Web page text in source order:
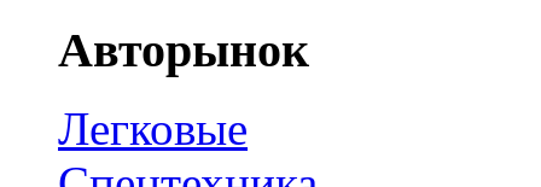
Авторынок
Легковые